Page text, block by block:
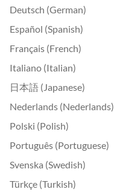
Deutsch (German)
Español (Spanish)
Français (French)
Italiano (Italian)
日本語 (Japanese)
Nederlands (Nederlands)
Polski (Polish)
Português (Portuguese)
Svenska (Swedish)
Türkçe (Turkish)